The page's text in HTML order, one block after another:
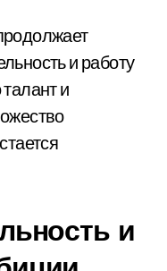
и работу
и
и